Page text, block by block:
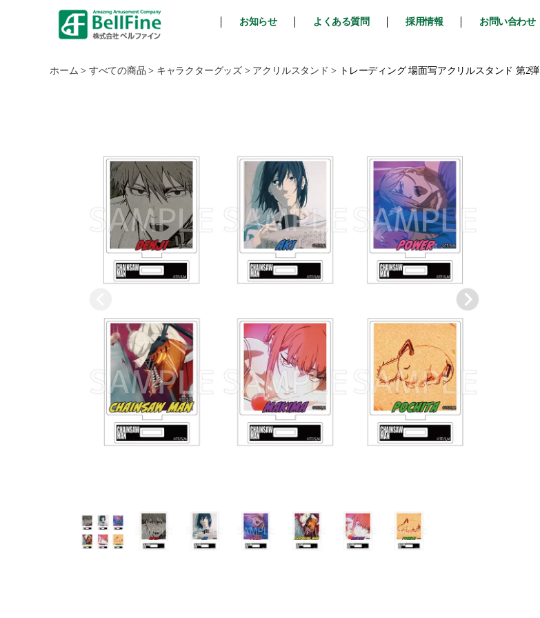
フ
お知らせ よくある質問 採用情報 お問い合わせ
ホーム > すべての商品 > キャラクターグッズ > アクリルスタンド > トレーディング 場面写アクリルスタンド 第2弾